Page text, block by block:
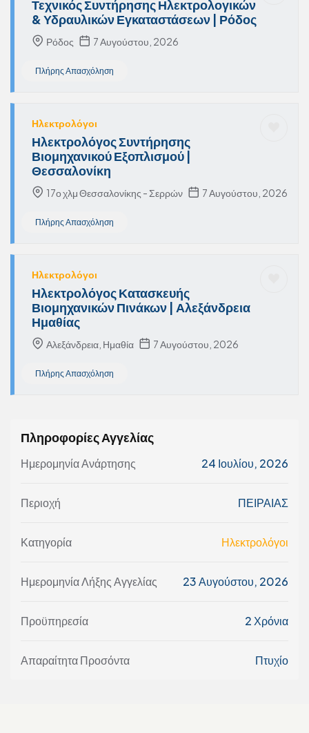
Τεχνικός Συντήρησης Ηλεκτρολογικών
& Υδραυλικών Εγκαταστάσεων | Ρόδος
Ρόδος 7 Αυγούστου, 2026
Πλήρης Απασχόληση
Ηλεκτρολόγοι
Ηλεκτρολόγος Συντήρησης
Βιομηχανικού Εξοπλισμού |
Θεσσαλονίκη
17ο χλμ Θεσσαλονίκης - Σερρών 7 Αυγούστου, 2026
Πλήρης Απασχόληση
Ηλεκτρολόγοι
Ηλεκτρολόγος Κατασκευής
Βιομηχανικών Πινάκων | Αλεξάνδρεια
Ημαθίας
Αλεξάνδρεια, Ημαθία 7 Αυγούστου, 2026
Πλήρης Απασχόληση
Πληροφορίες Αγγελίας
Ημερομηνία Ανάρτησης 24 Ιουλίου, 2026
Περιοχή ΠΕΙΡΑΙΑΣ
Κατηγορία Ηλεκτρολόγοι
Ημερομηνία Λήξης Αγγελίας 23 Αυγούστου, 2026
Προϋπηρεσία 2 Χρόνια
Απαραίτητα Προσόντα Πτυχίο